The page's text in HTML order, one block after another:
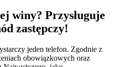
winy? Przysługuje
zastępczy!
jeden telefon. Zgodnie z
obowiązkowych oraz